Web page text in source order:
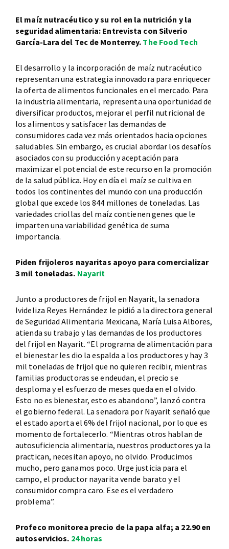
El maíz nutracéutico y su rol en la nutrición y la
seguridad alimentaria: Entrevista con Silverio
García-Lara del Tec de Monterrey. The Food Tech
El desarrollo y la incorporación de maíz nutracéutico
representan una estrategia innovadora para enriquecer
la oferta de alimentos funcionales en el mercado. Para
la industria alimentaria, representa una oportunidad de
diversificar productos, mejorar el perfil nutricional de
los alimentos y satisfacer las demandas de
consumidores cada vez más orientados hacia opciones
saludables. Sin embargo, es crucial abordar los desafíos
asociados con su producción y aceptación para
maximizar el potencial de este recurso en la promoción
de la salud pública. Hoy en día el maíz se cultiva en
todos los continentes del mundo con una producción
global que excede los 844 millones de toneladas. Las
variedades criollas del maíz contienen genes que le
imparten una variabilidad genética de suma
importancia.
Piden frijoleros nayaritas apoyo para comercializar
3 mil toneladas. Nayarit
Junto a productores de frijol en Nayarit, la senadora
Ivideliza Reyes Hernández le pidió a la directora general
de Seguridad Alimentaria Mexicana, María Luisa Albores,
atienda su trabajo y las demandas de los productores
del frijol en Nayarit. “El programa de alimentación para
el bienestar les dio la espalda a los productores y hay 3
mil toneladas de frijol que no quieren recibir, mientras
familias productoras se endeudan, el precio se
desploma y el esfuerzo de meses queda en el olvido.
Esto no es bienestar, esto es abandono”, lanzó contra
el gobierno federal. La senadora por Nayarit señaló que
el estado aporta el 6% del frijol nacional, por lo que es
momento de fortalecerlo. “Mientras otros hablan de
autosuficiencia alimentaria, nuestros productores ya la
practican, necesitan apoyo, no olvido. Producimos
mucho, pero ganamos poco. Urge justicia para el
campo, el productor nayarita vende barato y el
consumidor compra caro. Ese es el verdadero
problema”.
Profeco monitorea precio de la papa alfa; a 22.90 en
autoservicios. 24 horas